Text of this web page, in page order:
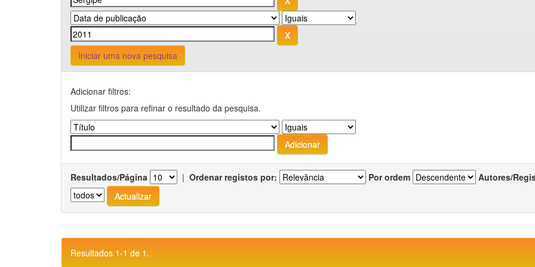
Iniciar uma nova pesquisa
Adicionar filtros:
Utilizar filtros para refinar o resultado da pesquisa.
Resultados/Página | Ordenar registos por: Por ordem Autores/
Resultados 1-1 de 1.